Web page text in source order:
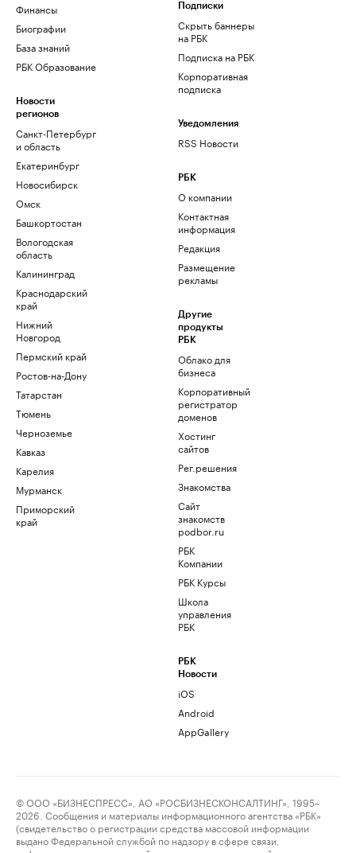
Финансы
Биографии
База знаний
РБК Образование
Новости
регионов
Санкт-Петербург
и область
Екатеринбург
Новосибирск
Омск
Башкортостан
Вологодская
область
Калининград
Краснодарский
край
Нижний
Новгород
Пермский край
Ростов-на-Дону
Татарстан
Тюмень
Черноземье
Кавказ
Карелия
Мурманск
Приморский
край
Подписки
Скрыть баннеры
на РБК
Подписка на РБК
Корпоративная
подписка
Уведомления
RSS Новости
РБК
О компании
Контактная
информация
Редакция
Размещение
рекламы
Другие
продукты
РБК
Облако для
бизнеса
Корпоративный
регистратор
доменов
Хостинг
сайтов
Рег.решения
Знакомства
Сайт
знакомств
podbor.ru
РБК
Компании
РБК Курсы
Школа
управления
РБК
РБК
Новости
iOS
Android
AppGallery
© ООО «БИЗНЕСПРЕСС», АО «РОСБИЗНЕСКОНСАЛТИНГ», 1995–
2026. Сообщения и материалы информационного агентства «РБК»
(свидетельство о регистрации средства массовой информации
выдано Федеральной службой по надзору в сфере связи,